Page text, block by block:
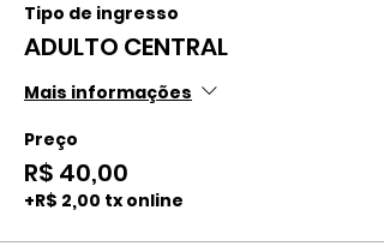
Tipo de ingresso
ADULTO CENTRAL
Mais informações
Preço
R$ 40,00
+R$ 2,00 tx online